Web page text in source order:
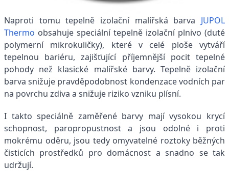
Naproti tomu tepelně izolační malířská barva JUPOL
Thermo obsahuje speciální tepelně izolační plnivo (duté
polymerní mikrokuličky), které v celé ploše vytváří
tepelnou bariéru, zajišťující příjemnější pocit tepelné
pohody než klasické malířské barvy. Tepelně izolační
barva snižuje pravděpodobnost kondenzace vodních par
na povrchu zdiva a snižuje riziko vzniku plísní.
I takto speciálně zaměřené barvy mají vysokou krycí
schopnost, paropropustnost a jsou odolné i proti
mokrému oděru, jsou tedy omyvatelné roztoky běžných
čisticích prostředků pro domácnost a snadno se tak
udržují.